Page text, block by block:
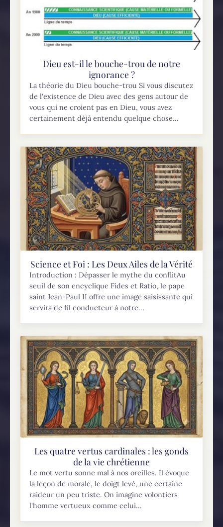
Dieu est-il le bouche-trou de notre
ignorance ?
La théorie du Dieu bouche-trou Si vous discutez
de l’existence de Dieu avec des gens autour de
vous qui ne croient pas en Dieu, vous avez
certainement déjà entendu quelque chose...
Science et Foi : Les Deux Ailes de la Vérité
Introduction : Dépasser le mythe du conflitAu
seuil de son encyclique Fides et Ratio, le pape
saint Jean-Paul II offre une image saisissante qui
servira de fil conducteur à notre...
Les quatre vertus cardinales : les gonds
de la vie chrétienne
Le mot vertu sonne mal à nos oreilles. Il évoque
la leçon de morale, le doigt levé, une certaine
raideur un peu triste. On imagine volontiers
l'homme vertueux comme celui...